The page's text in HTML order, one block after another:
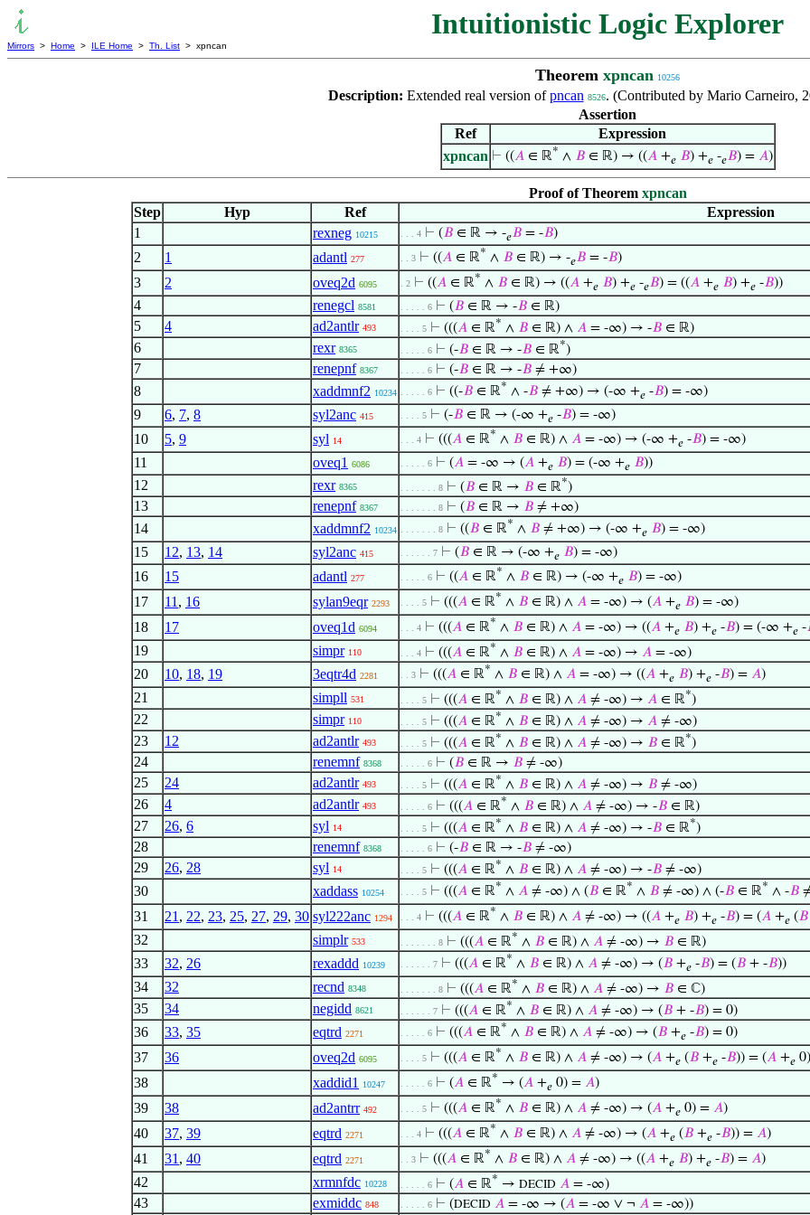
Intuitionistic Logic Explorer
Mirrors > Home > ILE Home > Th. List > xpncan
Theorem xpncan 10256
Description: Extended real version ofpncan 8526. (Contributed by Mario Carneiro,
Assertion
Ref
Expression
xpncan ⊢ ((𝐴∈ ℝ* ∧ 𝐵∈ ℝ) → ((𝐴+𝑒 𝐵) +𝑒-𝑒𝐵) = 𝐴)
Proof of Theorem xpncan
Step
Hyp Ref
Expression
1
rexneg 10215 . . . 4 ⊢ (𝐵 ∈ ℝ → -𝑒𝐵 = -𝐵)
2 1 adantl 277 . . 3 ⊢ ((𝐴 ∈ ℝ* ∧ 𝐵 ∈ ℝ) → -𝑒𝐵 = -𝐵)
3 2 oveq2d 6095 . 2 ⊢ ((𝐴 ∈ ℝ* ∧ 𝐵 ∈ ℝ) → ((𝐴 +𝑒 𝐵) +𝑒 -𝑒𝐵) = ((𝐴 +𝑒 𝐵) +𝑒 -𝐵))
4 renegcl 8581 . . . . . 6 ⊢ (𝐵 ∈ ℝ → -𝐵 ∈ ℝ)
5 4 ad2antlr 493 . . . . 5 ⊢ (((𝐴 ∈ ℝ* ∧ 𝐵 ∈ ℝ) ∧ 𝐴 = -∞) → -𝐵 ∈ ℝ)
6 rexr 8365 . . . . . 6 ⊢ (-𝐵 ∈ ℝ → -𝐵 ∈ ℝ*)
7 renepnf 8367 . . . . . 6 ⊢ (-𝐵 ∈ ℝ → -𝐵 ≠ +∞)
8 xaddmnf2 10234 . . . . . 6 ⊢ ((-𝐵 ∈ ℝ* ∧ -𝐵 ≠ +∞) → (-∞ +𝑒 -𝐵) = -∞)
9 6, 7, 8 syl2anc 415 . . . . 5 ⊢ (-𝐵 ∈ ℝ → (-∞ +𝑒 -𝐵) = -∞)
10 5, 9 syl 14 . . . 4 ⊢ (((𝐴 ∈ ℝ* ∧ 𝐵 ∈ ℝ) ∧ 𝐴 = -∞) → (-∞ +𝑒 -𝐵) = -∞)
11 oveq1 6086 . . . . . 6 ⊢ (𝐴 = -∞ → (𝐴 +𝑒 𝐵) = (-∞ +𝑒 𝐵))
12 rexr 8365 . . . . . . . 8 ⊢ (𝐵 ∈ ℝ → 𝐵 ∈ ℝ*)
13 renepnf 8367 . . . . . . . 8 ⊢ (𝐵 ∈ ℝ → 𝐵 ≠ +∞)
14 xaddmnf2 10234 . . . . . . . 8 ⊢ ((𝐵 ∈ ℝ* ∧ 𝐵 ≠ +∞) → (-∞ +𝑒 𝐵) = -∞)
15 12, 13, 14 syl2anc 415 . . . . . . 7 ⊢ (𝐵 ∈ ℝ → (-∞ +𝑒 𝐵) = -∞)
16 15 adantl 277 . . . . . 6 ⊢ ((𝐴 ∈ ℝ* ∧ 𝐵 ∈ ℝ) → (-∞ +𝑒 𝐵) = -∞)
17 11 , 16 sylan9eqr 2293 . . . . 5 ⊢ (((𝐴 ∈ ℝ* ∧ 𝐵 ∈ ℝ) ∧ 𝐴 = -∞) → (𝐴 +𝑒 𝐵) = -∞)
18 17 oveq1d 6094 . . . 4 ⊢ (((𝐴 ∈ ℝ* ∧ 𝐵 ∈ ℝ) ∧ 𝐴 = -∞) → ((𝐴 +𝑒 𝐵) +𝑒 -𝐵) = (-∞ +𝑒 -
19 simpr 110 . . . 4 ⊢ (((𝐴 ∈ ℝ* ∧ 𝐵 ∈ ℝ) ∧ 𝐴 = -∞) → 𝐴 = -∞)
20 10, 18, 19 3eqtr4d 2281 . . 3 ⊢ (((𝐴 ∈ ℝ* ∧ 𝐵 ∈ ℝ) ∧ 𝐴 = -∞) → ((𝐴 +𝑒 𝐵) +𝑒 -𝐵) = 𝐴)
21 simpll 531 . . . . 5 ⊢ (((𝐴 ∈ ℝ* ∧ 𝐵 ∈ ℝ) ∧ 𝐴 ≠ -∞) → 𝐴 ∈ ℝ*)
22 simpr 110 . . . . 5 ⊢ (((𝐴 ∈ ℝ* ∧ 𝐵 ∈ ℝ) ∧ 𝐴 ≠ -∞) → 𝐴 ≠ -∞)
23 12 ad2antlr 493 . . . . 5 ⊢ (((𝐴 ∈ ℝ* ∧ 𝐵 ∈ ℝ) ∧ 𝐴 ≠ -∞) → 𝐵 ∈ ℝ*)
24 renemnf 8368 . . . . . 6 ⊢ (𝐵 ∈ ℝ → 𝐵 ≠ -∞)
25 24 ad2antlr 493 . . . . 5 ⊢ (((𝐴 ∈ ℝ* ∧ 𝐵 ∈ ℝ) ∧ 𝐴 ≠ -∞) → 𝐵 ≠ -∞)
26 4 ad2antlr 493 . . . . . 6 ⊢ (((𝐴 ∈ ℝ* ∧ 𝐵 ∈ ℝ) ∧ 𝐴 ≠ -∞) → -𝐵 ∈ ℝ)
27 26, 6 syl 14 . . . . 5 ⊢ (((𝐴 ∈ ℝ* ∧ 𝐵 ∈ ℝ) ∧ 𝐴 ≠ -∞) → -𝐵 ∈ ℝ*)
28 renemnf 8368 . . . . . 6 ⊢ (-𝐵 ∈ ℝ → -𝐵 ≠ -∞)
29 26, 28 syl 14 . . . . 5 ⊢ (((𝐴 ∈ ℝ* ∧ 𝐵 ∈ ℝ) ∧ 𝐴 ≠ -∞) → -𝐵 ≠ -∞)
30 xaddass 10254 . . . . 5 ⊢ (((𝐴 ∈ ℝ* ∧ 𝐴 ≠ -∞) ∧ (𝐵 ∈ ℝ* ∧ 𝐵 ≠ -∞) ∧ (-𝐵 ∈ ℝ* ∧ -𝐵
31 21 , 22, 23, 25, 27, 29, 30 syl222anc 1294 . . . 4 ⊢ (((𝐴 ∈ ℝ* ∧ 𝐵 ∈ ℝ) ∧ 𝐴 ≠ -∞) → ((𝐴 +𝑒 𝐵) +𝑒 -𝐵) = (𝐴 +𝑒 (𝐵
32 simplr 533 . . . . . . . 8 ⊢ (((𝐴 ∈ ℝ* ∧ 𝐵 ∈ ℝ) ∧ 𝐴 ≠ -∞) → 𝐵 ∈ ℝ)
33 32, 26 rexaddd 10239 . . . . . . 7 ⊢ (((𝐴 ∈ ℝ* ∧ 𝐵 ∈ ℝ) ∧ 𝐴 ≠ -∞) → (𝐵 +𝑒 -𝐵) = (𝐵 + -𝐵))
34 32 recnd 8348 . . . . . . . 8 ⊢ (((𝐴 ∈ ℝ* ∧ 𝐵 ∈ ℝ) ∧ 𝐴 ≠ -∞) → 𝐵 ∈ ℂ)
35 34 negidd 8621 . . . . . . 7 ⊢ (((𝐴 ∈ ℝ* ∧ 𝐵 ∈ ℝ) ∧ 𝐴 ≠ -∞) → (𝐵 + -𝐵) = 0)
36 33, 35 eqtrd 2271 . . . . . 6 ⊢ (((𝐴 ∈ ℝ* ∧ 𝐵 ∈ ℝ) ∧ 𝐴 ≠ -∞) → (𝐵 +𝑒 -𝐵) = 0)
37 36 oveq2d 6095 . . . . 5 ⊢ (((𝐴 ∈ ℝ* ∧ 𝐵 ∈ ℝ) ∧ 𝐴 ≠ -∞) → (𝐴 +𝑒 (𝐵 +𝑒 -𝐵)) = (𝐴 +𝑒
38 xaddid1 10247 . . . . . 6 ⊢ (𝐴 ∈ ℝ* → (𝐴 +𝑒 0) = 𝐴)
39 38 ad2antrr 492 . . . . 5 ⊢ (((𝐴 ∈ ℝ* ∧ 𝐵 ∈ ℝ) ∧ 𝐴 ≠ -∞) → (𝐴 +𝑒 0) = 𝐴)
40 37, 39 eqtrd 2271 . . . 4 ⊢ (((𝐴 ∈ ℝ* ∧ 𝐵 ∈ ℝ) ∧ 𝐴 ≠ -∞) → (𝐴 +𝑒 (𝐵 +𝑒 -𝐵)) = 𝐴)
41 31 , 40 eqtrd 2271 . . 3 ⊢ (((𝐴 ∈ ℝ* ∧ 𝐵 ∈ ℝ) ∧ 𝐴 ≠ -∞) → ((𝐴 +𝑒 𝐵) +𝑒 -𝐵) = 𝐴)
42 xrmnfdc 10228 . . . . . 6 ⊢ (𝐴 ∈ ℝ* → DECID 𝐴 = -∞)
43 exmiddc 848 . . . . . 6 ⊢ (DECID 𝐴 = -∞ → (𝐴 = -∞ ∨ ¬ 𝐴 = -∞))